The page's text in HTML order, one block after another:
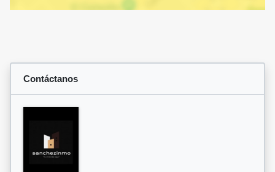
Contáctanos